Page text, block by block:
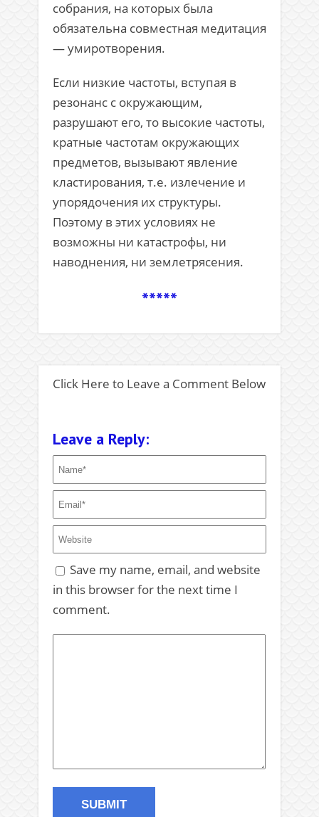
собрания, на которых была
обязательна совместная медитация
— умиротворения.
Если низкие частоты, вступая в
резонанс с окружающим,
разрушают его, то высокие частоты,
кратные частотам окружающих
предметов, вызывают явление
кластирования, т.е. излечение и
упорядочения их структуры.
Поэтому в этих условиях не
возможны ни катастрофы, ни
наводнения, ни землетрясения.
*****
Click Here to Leave a Comment Below
Leave a Reply:
Save my name, email, and website
in this browser for the next time I
comment.